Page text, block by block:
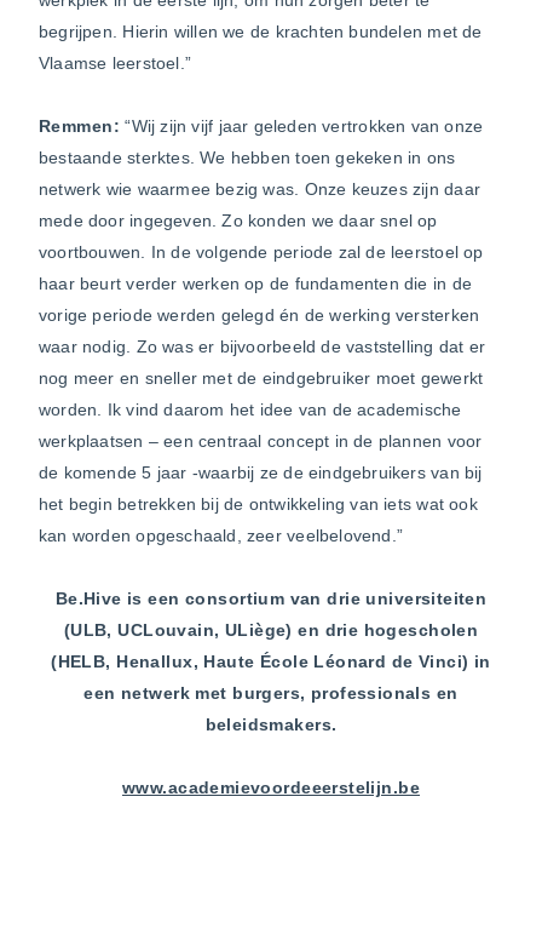
begrijpen. Hierin willen we de krachten bundelen met de
Vlaamse leerstoel.”
Remmen:“Wij zijn vijf jaar geleden vertrokken van onze
bestaande sterktes. We hebben toen gekeken in ons
netwerk wie waarmee bezig was. Onze keuzes zijn daar
mede door ingegeven. Zo konden we daar snel op
voortbouwen. In de volgende periode zal de leerstoel op
haar beurt verder werken op de fundamenten die in de
vorige periode werden gelegd én de werking versterken
waar nodig. Zo was er bijvoorbeeld de vaststelling dat er
nog meer en sneller met de eindgebruiker moet gewerkt
worden. Ik vind daarom het idee van de academische
werkplaatsen – een centraal concept in de plannen voor
de komende 5 jaar -waarbij ze de eindgebruikers van bij
het begin betrekken bij de ontwikkeling van iets wat ook
kan worden opgeschaald, zeer veelbelovend.”
Be.Hive is een consortium van drie universiteiten
(ULB, UCLouvain, ULiège) en drie hogescholen
(HELB, Henallux, Haute École Léonard de Vinci) in
een netwerk met burgers, professionals en
beleidsmakers.
www.academievoordeeerstelijn.be